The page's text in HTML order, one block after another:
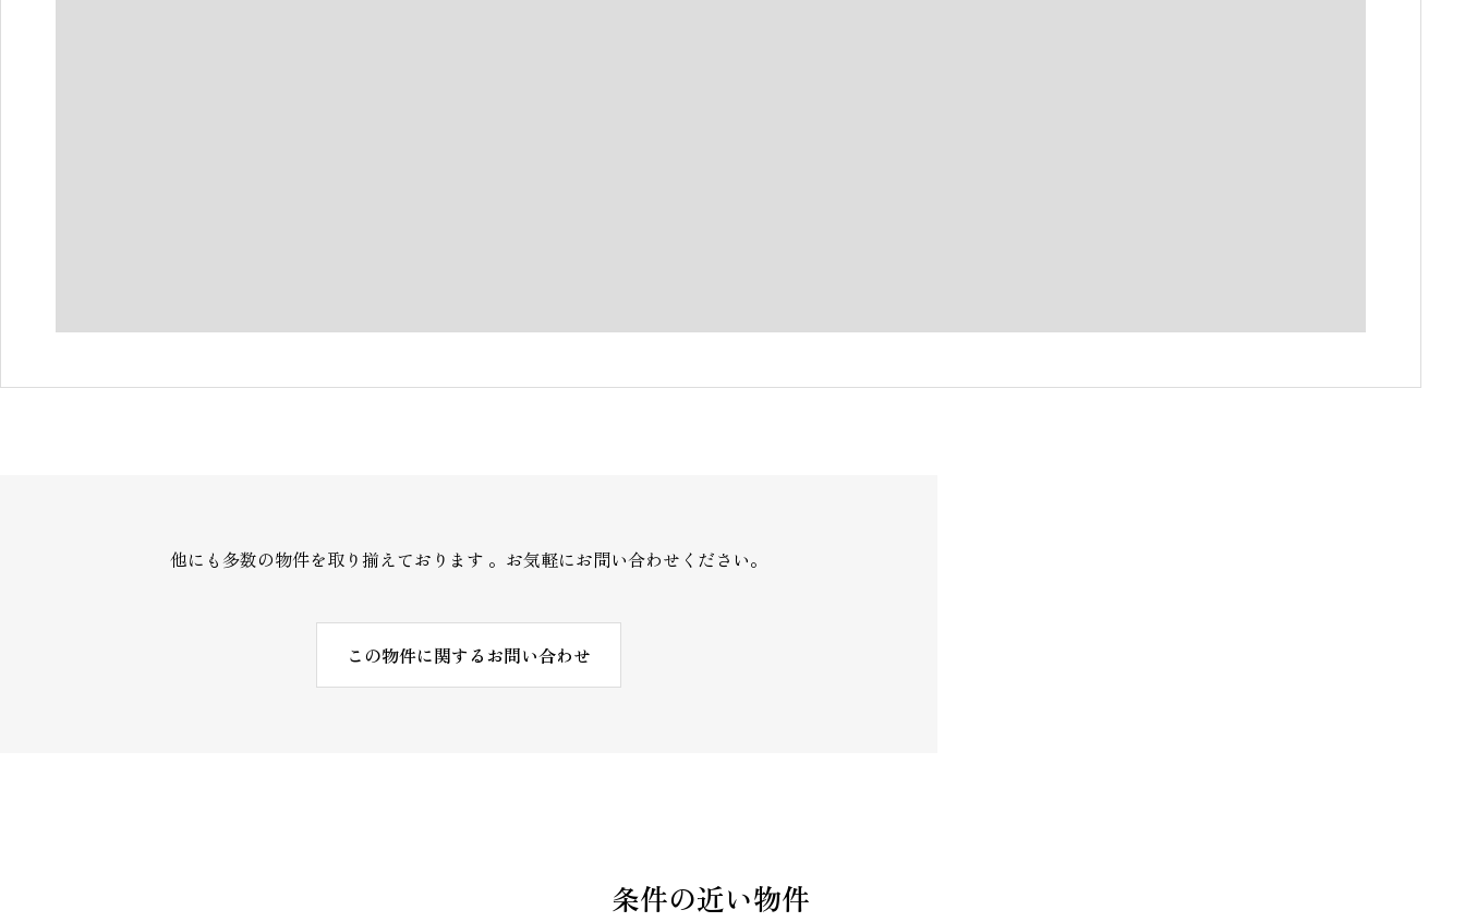
他にも多数の物件を取り揃えております 。お気軽にお問い合わせください。
この物件に関するお問い合わせ
条件の近い物件